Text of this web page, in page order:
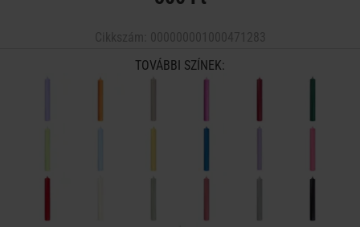
TOVÁBBI SZÍNEK: